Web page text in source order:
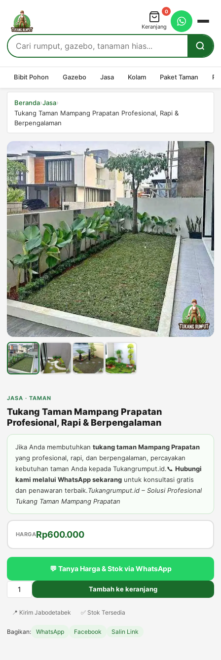
0
Keranjang
Bibit Pohon Gazebo Jasa Kolam Paket Taman
Beranda›Jasa›
Tukang Taman Mampang Prapatan Profesional, Rapi &
Berpengalaman
JASA · TAMAN
Tukang Taman Mampang Prapatan
Profesional, Rapi & Berpengalaman
Jika Anda membutuhkan tukang taman Mampang Prapatan
yang profesional, rapi, dan berpengalaman, percayakan
kebutuhan taman Anda kepada Tukangrumput.id.📞 Hubungi
kami melalui WhatsApp sekarang untuk konsultasi gratis
dan penawaran terbaik.Tukangrumput.id – Solusi Profesional
Tukang Taman Mampang Prapatan
HARGAHarga
aslinya
Rp650.000.
Rp600.000Harga
saat
adalah:
Rp600.000.
💬 Tanya Harga & Stok via WhatsApp
Kuantitas
Taman
Prapatan
Tambah ke keranjang
📍 Kirim Jabodetabek ✅ Stok Tersedia
Bagikan: WhatsApp Facebook Salin Link